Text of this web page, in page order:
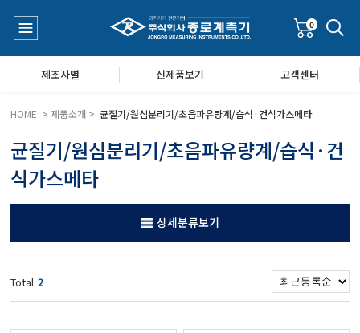
질측정기
기공기질/미세먼지/가스/소음/진동측정기
속풍량계/온도계/온습도계/기압계
공지사항
Q&A
0
제조사별 신제품보기 고객센터
HOME > 제품소개 >균질기/원심분리기/초음파유량계/습식·건식가스메타
균질기/원심분리기/초음파유량계/습식·건
식가스메타
상세분류보기
Total 2